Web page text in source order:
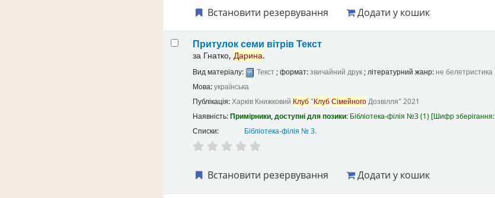
Встановити резервування Додати у кошик
Притулок семи вітрівТекст
за Гнатко, Дарина.
Вид матеріалу: Текст; формат:звичайний друк; літературний жанр: не белетристика
Мова:українська
Публікація:Харків Книжковий Клуб"КлубСімейногоДозвілля" 2021
Наявність:Примірники, доступні для позики: Бібліотека-філія №3(1) Шифр зберігання:
Списки:
Бібліотека-філія № 3.
Встановити резервування Додати у кошик